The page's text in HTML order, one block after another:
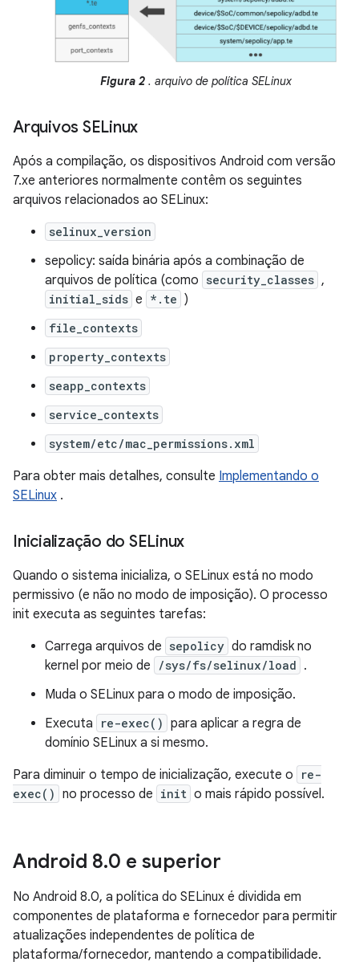
Figura 2. arquivo de política SELinux
Arquivos SELinux
Após a compilação, os dispositivos Android com versão
7.xe anteriores normalmente contêm os seguintes
arquivos relacionados ao SELinux:
selinux_version
sepolicy: saída binária após a combinação de
arquivos de política (como security_classes ,
initial_sids e *.te )
file_contexts
property_contexts
seapp_contexts
service_contexts
system/etc/mac_permissions.xml
Para obter mais detalhes, consulte Implementando o
SELinux .
Inicialização do SELinux
Quando o sistema inicializa, o SELinux está no modo
permissivo (e não no modo de imposição). O processo
init executa as seguintes tarefas:
Carrega arquivos de sepolicy do ramdisk no
kernel por meio de
/sys/fs/selinux/load .
Muda o SELinux para o modo de imposição.
Executa
re-exec() para aplicar a regra de
domínio SELinux a si mesmo.
Para diminuir o tempo de inicialização, execute o
re-
exec() no processo de init o mais rápido possível.
Android 8.0 e superior
No Android 8.0, a política do SELinux é dividida em
componentes de plataforma e fornecedor para permitir
atualizações independentes de política de
plataforma/fornecedor, mantendo a compatibilidade.